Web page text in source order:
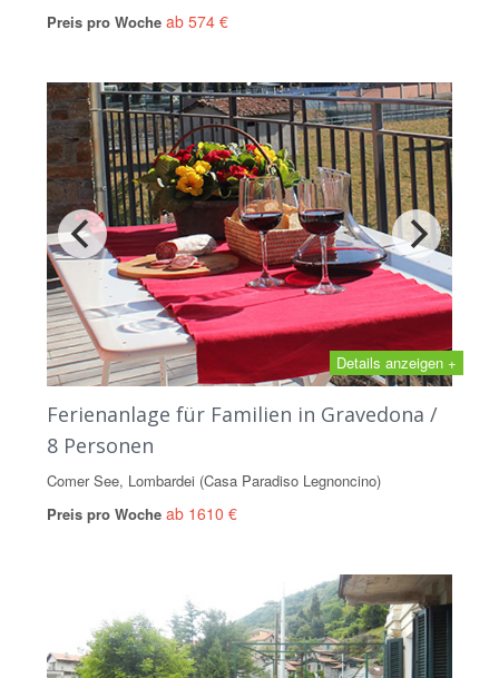
Preis pro Woche ab 574 €
Details anzeigen +
Ferienanlage für Familien in Gravedona /
8 Personen
Comer See, Lombardei (Casa Paradiso Legnoncino)
Preis pro Woche ab 1610 €